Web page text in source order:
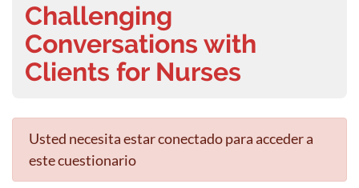
Challenging
Conversations with
Clients for Nurses
Usted necesita estar conectado para acceder a
este cuestionario